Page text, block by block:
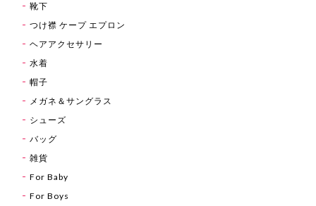
靴下
つけ襟 ケープ エプロン
ヘアアクセサリー
水着
帽子
メガネ＆サングラス
シューズ
バッグ
雑貨
For Baby
For Boys